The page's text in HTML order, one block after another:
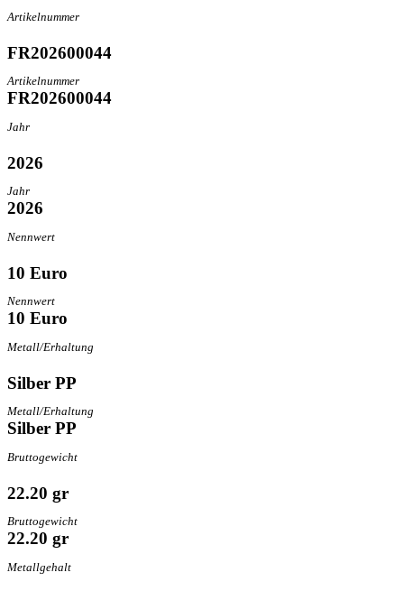
Artikelnummer
FR202600044
Artikelnummer
FR202600044
Jahr
2026
Jahr
2026
Nennwert
10 Euro
Nennwert
10 Euro
Metall/Erhaltung
Silber PP
Metall/Erhaltung
Silber PP
Bruttogewicht
22.20 gr
Bruttogewicht
22.20 gr
Metallgehalt